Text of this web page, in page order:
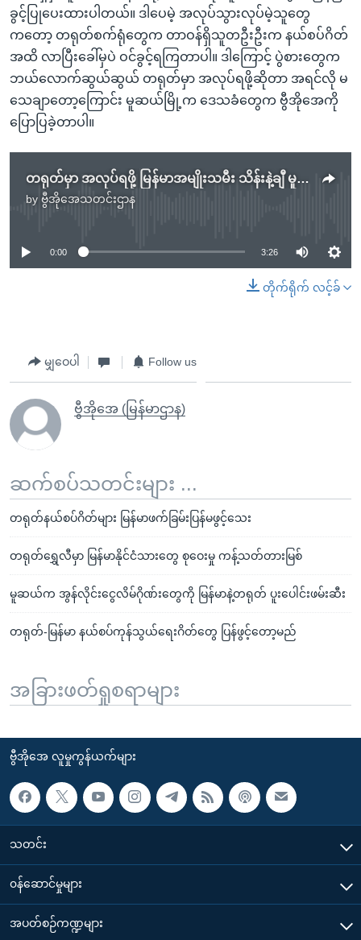
ခွင့်ပြုပေးထားပါတယ်။ ဒါပေမဲ့ အလုပ်သွားလုပ်မဲ့သူတွေ
ကတော့ တရုတ်စက်ရုံတွေက တာဝန်ရှိသူတဦးဦးက နယ်စပ်ဂိတ်
အထိ လာပြီးခေါ်မှပဲ ဝင်ခွင့်ရကြတာပါ။ ဒါကြောင့် ပွဲစားတွေက
ဘယ်လောက်ဆွယ်ဆွယ် တရုတ်မှာ အလုပ်ရဖို့ဆိုတာ အရင်လို မ
သေချာတော့ကြောင်း မူဆယ်မြို့က ဒေသခံတွေက ဗွီအိုအေကို
ပြောပြခဲ့တာပါ။
တရုတ်မှာ အလုပ်ရဖို့ မြန်မာအမျိုးသမီး သိန်းနဲ့ချီ မူဆယ်မြို့မှာရောက်ရှိ
by ဗွီအိုအေသတင်းဌာန
No media source currently available
0:00 3:26
တိုက်ရိုက် လင့်ခ်
မျှဝေပါ Follow us
ဗွီအိုအေ (မြန်မာဌာန)
ဆက်စပ်သတင်းများ ...
တရုတ်နယ်စပ်ဂိတ်များ မြန်မာဖက်ခြမ်းပြန်မဖွင့်သေး
တရုတ်ရွှေလီမှာ မြန်မာနိုင်ငံသားတွေ စုဝေးမှု ကန့်သတ်တားမြစ်
မူဆယ်က အွန်လိုင်းငွေလိမ်ဂိုဏ်းတွေကို မြန်မာနဲ့တရုတ် ပူးပေါင်းဖမ်းဆီး
တရုတ်-မြန်မာ နယ်စပ်ကုန်သွယ်ရေးဂိတ်တွေ ပြန်ဖွင့်တော့မည်
အခြားဖတ်ရှုစရာများ
ဗွီအိုအေ လူမှုကွန်ယက်များ
သတင်း
၀န်ဆောင်မှုများ
အပတ်စဉ်ကဏ္ဍများ